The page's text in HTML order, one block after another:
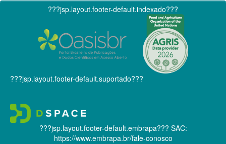
???jsp.layout.footer-default.indexado???
???jsp.layout.footer-default.suportado???
???jsp.layout.footer-default.embrapa??? SAC:
https://www.embrapa.br/fale-conosco